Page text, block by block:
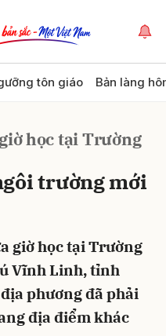
tôn giáo Bản làng
học tại Trường
trường mới
giờ học tại Trường
Vĩnh Linh, tỉnh
phương đã phải
địa điểm khác
Gửi